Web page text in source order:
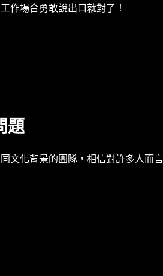
作場合勇敢說出口就對了！
題
文化背景的團隊，相信對許多人而